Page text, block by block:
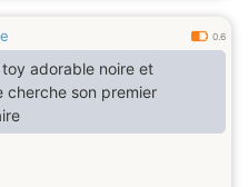
0.6
adorable noire et
cherche son premier